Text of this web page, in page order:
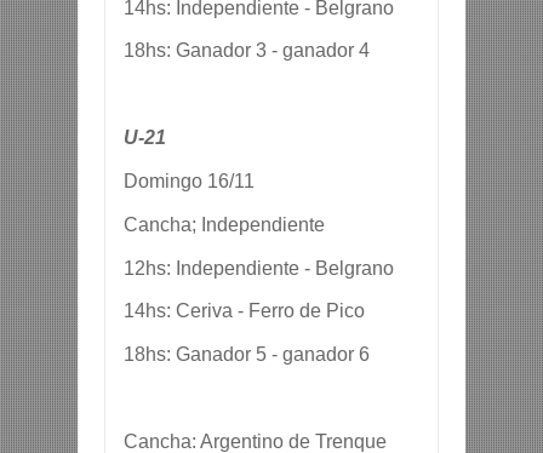
14hs: Independiente - Belgrano
18hs: Ganador 3 - ganador 4
U-21
Domingo 16/11
Cancha; Independiente
12hs: Independiente - Belgrano
14hs: Ceriva - Ferro de Pico
18hs: Ganador 5 - ganador 6
Cancha: Argentino de Trenque